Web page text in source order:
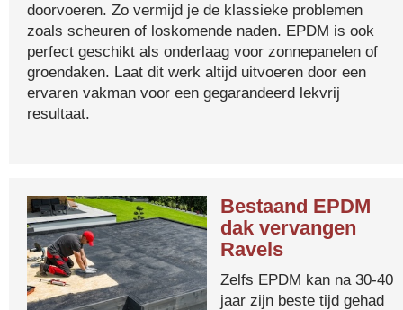
doorvoeren. Zo vermijd je de klassieke problemen
zoals scheuren of loskomende naden. EPDM is ook
perfect geschikt als onderlaag voor zonnepanelen of
groendaken. Laat dit werk altijd uitvoeren door een
ervaren vakman voor een gegarandeerd lekvrij
resultaat.
Bestaand EPDM
dak vervangen
Ravels
Zelfs EPDM kan na 30-40
jaar zijn beste tijd gehad